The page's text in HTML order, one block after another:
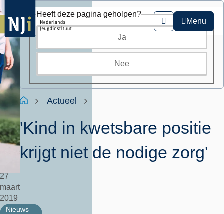
Overslaan
en
naar
de
inhoud
gaan
Zoeken
Menu
Kruimelpad
HomeActueel
'Kind in kwetsbare positie
krijgt niet de nodige zorg'
27
maart
2019
Nieuws
Heeft deze pagina geholpen?
Ja
Nee